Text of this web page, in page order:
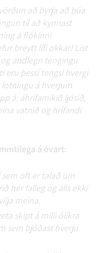
að byrja að búa
til að kynnast
á flókinni
breytt lífi okkar! List
andlegri tengingu
eru þessi tengsl hvergi
lotningu á hverjum
á: áhrifamikið ljósið,
vatnið og hrífandi
á óvart:
sem oft er talað um
hér falleg og alls ekki
meina.
skipt á milli ólíkra
sem bjóðast hverju